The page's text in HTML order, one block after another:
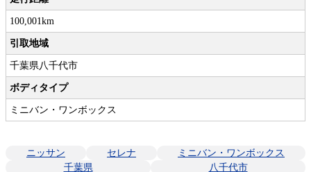
100,001km
引取地域
千葉県八千代市
ボディタイプ
ミニバン・ワンボックス
ニッサン セレナ
ミニバン・ワンボックス
千葉県
八千代市